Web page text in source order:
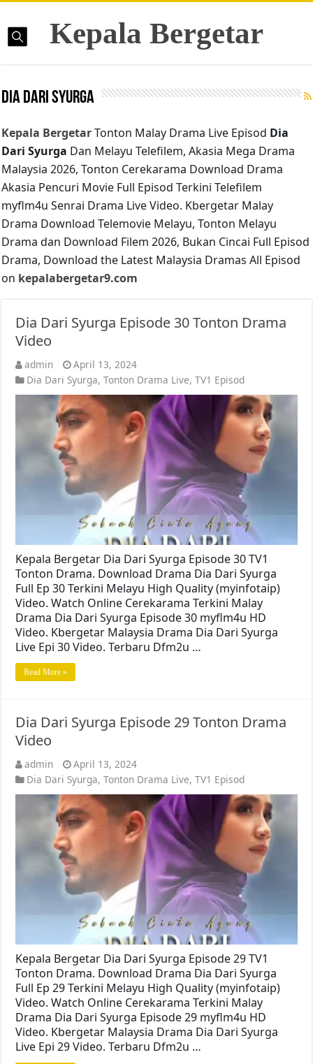
Kepala Bergetar
Dia Dari Syurga
Kepala BergetarTonton Malay Drama Live Episod Dia
Dari Syurga Dan Melayu Telefilem, Akasia Mega Drama
Malaysia 2026, Tonton Cerekarama Download Drama
Akasia Pencuri Movie Full Episod Terkini Telefilem
myflm4u Senrai Drama Live Video. Kbergetar Malay
Drama Download Telemovie Melayu, Tonton Melayu
Drama dan Download Filem 2026, Bukan Cincai Full Episod
Drama, Download the Latest Malaysia Dramas All Episod
on kepalabergetar9.com
Dia Dari Syurga Episode 30 Tonton Drama
Video
admin
April 13, 2024
Dia Dari Syurga,Tonton Drama Live,TV1 Episod
Kepala Bergetar Dia Dari Syurga Episode 30 TV1
Tonton Drama. Download Drama Dia Dari Syurga
Full Ep 30 Terkini Melayu High Quality (myinfotaip)
Video. Watch Online Cerekarama Terkini Malay
Drama Dia Dari Syurga Episode 30 myflm4u HD
Video. Kbergetar Malaysia Drama Dia Dari Syurga
Live Epi 30 Video. Terbaru Dfm2u …
Read More »
Dia Dari Syurga Episode 29 Tonton Drama
Video
admin
April 13, 2024
Dia Dari Syurga,Tonton Drama Live,TV1 Episod
Kepala Bergetar Dia Dari Syurga Episode 29 TV1
Tonton Drama. Download Drama Dia Dari Syurga
Full Ep 29 Terkini Melayu High Quality (myinfotaip)
Video. Watch Online Cerekarama Terkini Malay
Drama Dia Dari Syurga Episode 29 myflm4u HD
Video. Kbergetar Malaysia Drama Dia Dari Syurga
Live Epi 29 Video. Terbaru Dfm2u …